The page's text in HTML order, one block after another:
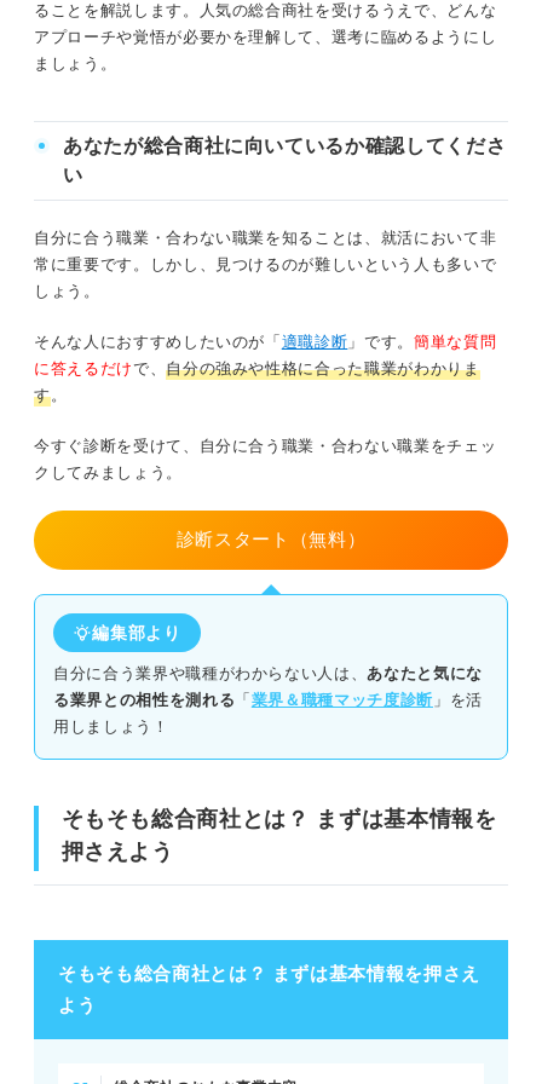
ることを解説します。人気の総合商社を受けるうえで、どんな
アプローチや覚悟が必要かを理解して、選考に臨めるようにし
ましょう。
あなたが総合商社に向いているか確認してくださ
い
自分に合う職業・合わない職業を知ることは、就活において非
常に重要です。しかし、見つけるのが難しいという人も多いで
しょう。
そんな人におすすめしたいのが「 適職診断 」です。 簡単な質問
に答えるだけで、自分の強みや性格に合った職業がわかりま
す。
今すぐ診断を受けて、自分に合う職業・合わない職業をチェッ
クしてみましょう。
診断スタート（無料）
編集部より
自分に合う業界や職種がわからない人は、 あなたと気にな
る業界との相性を測れる 「 業界＆職種マッチ度診断 」を活
用しましょう！
そもそも総合商社とは？ まずは基本情報を
押さえよう
そもそも総合商社とは？ まずは基本情報を押さえ
よう
メール・資料作成などのデスクワーク
三菱商事
伊藤忠商事
住友商事
双日
やりがいはお金だけではない！ 総合商社に就職する魅力
海外で活躍できるチャンスがある
扱う商材の専門性が深まる
総合商社のキャリアは？
総合商社を目指すなら？ 今からできること
②自己分析を深めてマッチする総合商社を考える